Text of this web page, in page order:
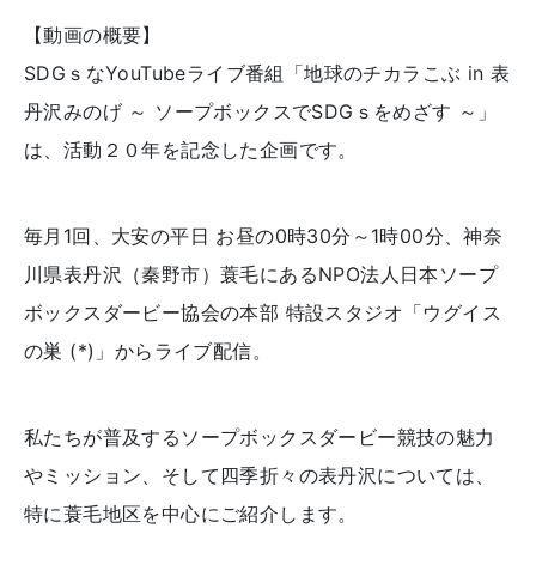
【動画の概要】
SDGｓなYouTubeライブ番組「地球のチカラこぶ in 表
丹沢みのげ ～ ソープボックスでSDGｓをめざす ～」
は、活動２０年を記念した企画です。
毎月1回、大安の平日 お昼の0時30分～1時00分、神奈
川県表丹沢（秦野市）蓑毛にあるNPO法人日本ソープ
ボックスダービー協会の本部 特設スタジオ「ウグイス
の巣 (*)」からライブ配信。
私たちが普及するソープボックスダービー競技の魅力
やミッション、そして四季折々の表丹沢については、
特に蓑毛地区を中心にご紹介します。